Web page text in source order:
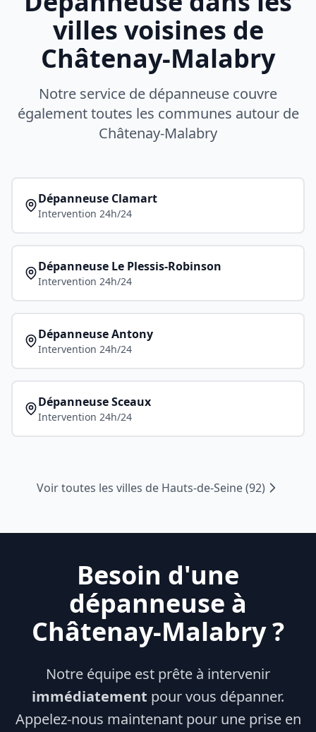
villes voisines de
Châtenay-Malabry
Notre service de dépanneuse couvre
également toutes les communes autour de
Châtenay-Malabry
Dépanneuse Clamart
Intervention 24h/24
Dépanneuse Le Plessis-Robinson
Intervention 24h/24
DépanneuseAntony
Intervention 24h/24
DépanneuseSceaux
Intervention 24h/24
Voir toutes les villes de Hauts-de-Seine(92)
Besoin d'une
dépanneuse à
Châtenay-Malabry?
Notre équipe est prête à intervenir
immédiatement pour vous dépanner.
Appelez-nous maintenant pour une prise en